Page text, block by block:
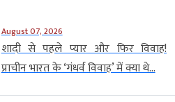
August 07, 2026
शादी से पहले प्यार और फिर विवाह!
प्राचीन भारत के ‘गंधर्व विवाह’ में क्या थे...